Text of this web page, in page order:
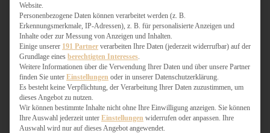
TÖRTCHEN
VEGAN SÜSS
WEIHNACHTSBÄCKEREI
HERZHAFT
BURGER & SANDWICHES
FIX AUF DEM TISCH
Website.
Personenbezogene Daten können verarbeitet werden (z. B.
Erkennungsmerkmale, IP-Adressen), z. B. für personalisierte Anzeigen und
Inhalte oder zur Messung von Anzeigen und Inhalten.
Einige unserer 191 Partner verarbeiten Ihre Daten (jederzeit widerrufbar) auf der
Grundlage eines berechtigten Interesses
Weitere Informationen über die Verwendung Ihrer Daten und über unsere Partner
finden Sie unter Einstellungen oder in unserer Datenschutzerklärung.
Es besteht keine Verpflichtung, der Verarbeitung Ihrer Daten zuzustimmen, um
dieses Angebot zu nutzen.
Wir können bestimmte Inhalte nicht ohne Ihre Einwilligung anzeigen. Sie können
Ihre Auswahl jederzeit unter Einstellungen widerrufen oder anpassen. Ihre
Auswahl wird nur auf dieses Angebot angewendet.